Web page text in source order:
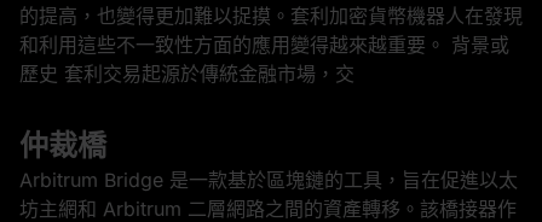
的提高，也變得更加難以捉摸。套利加密貨幣機器人在發現
和利用這些不一致性方面的應用變得越來越重要。 背景或
歷史 套利交易起源於傳統金融市場，交
仲裁橋
Arbitrum Bridge 是一款基於區塊鏈的工具，旨在促進以太
坊主網和 Arbitrum 二層網路之間的資產轉移。該橋接器作